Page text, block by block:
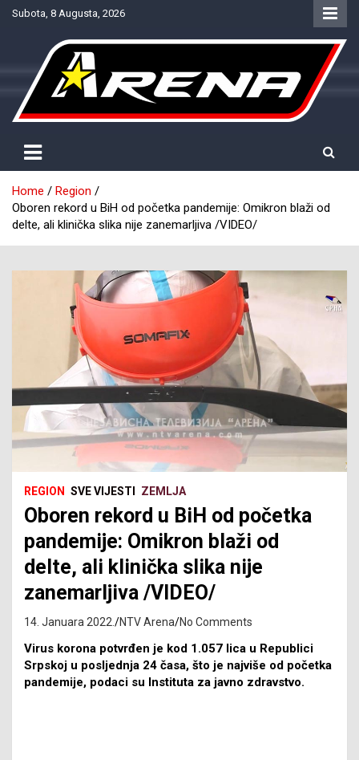
SkipSubota, 8 Augusta, 2026
NTV Arena
Home
Region
Oboren rekord u BiH od početka pandemije: Omikron blaži od
delte, ali klinička slika nije zanemarljiva /VIDEO/
REGION SVE VIJESTI ZEMLJA
Oboren rekord u BiH od početka
pandemije: Omikron blaži od
delte, ali klinička slika nije
zanemarljiva /VIDEO/
14. Januara 2022. NTV Arena No Comments
Virus korona potvrđen je kod 1.057 lica u Republici
Srpskoj u posljednja 24 časa, što je najviše od početka
pandemije, podaci su Instituta za javno zdravstvo.